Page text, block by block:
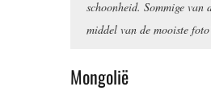
schoonheid. Sommige
middel van de mooiste
Mongolië